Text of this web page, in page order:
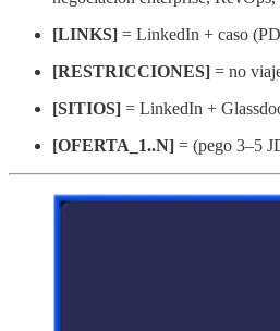
[LINKS] = LinkedIn + caso
[RESTRICCIONES] = no
[SITIOS] = LinkedIn +
[OFERTA_1..N] = (pego 3–5